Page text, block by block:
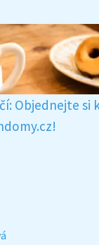
Objednejte si